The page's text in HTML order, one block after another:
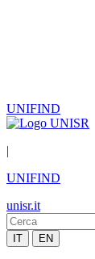
UNIFIND
|
UNIFIND
unisr.it
IT EN